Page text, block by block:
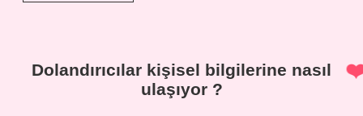
Dolandırıcılar kişisel bilgilerine nasıl
ulaşıyor ?